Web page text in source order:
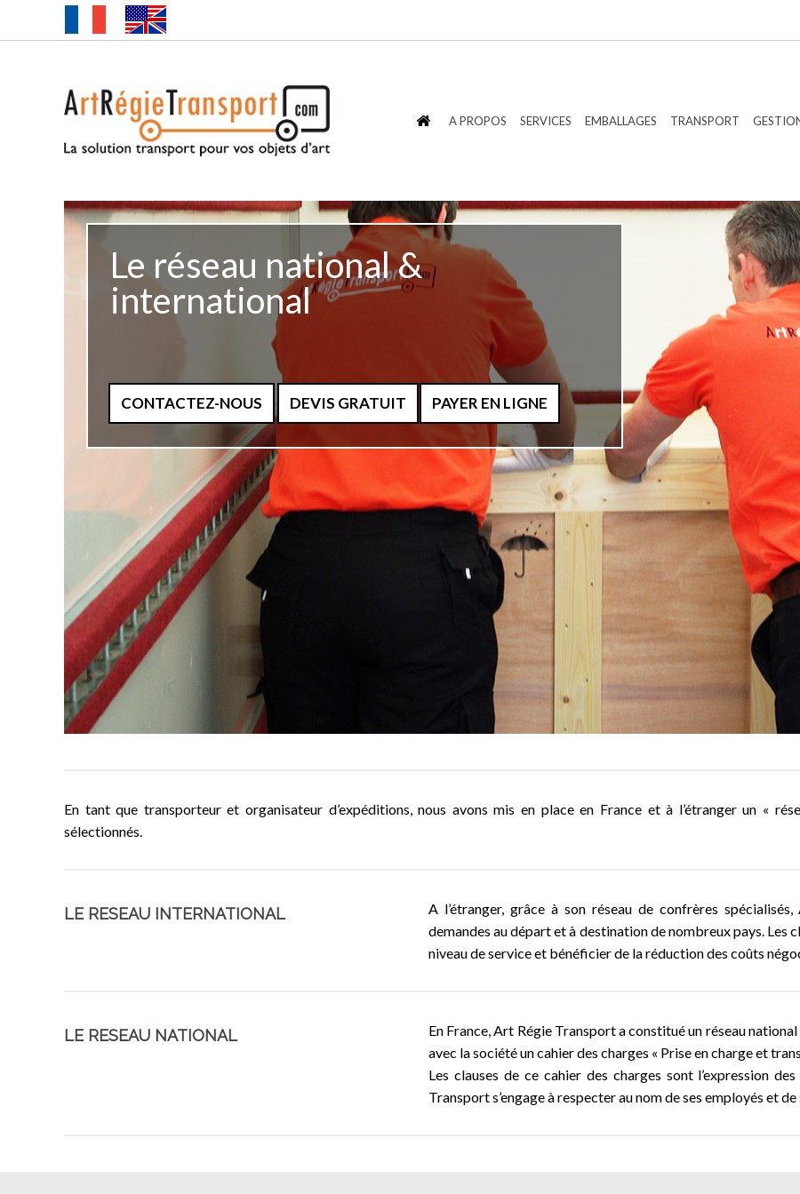
A PROPOS SERVICES EMBALLAGES TRANSPORT
Le réseau national &
international
CONTACTEZ-NOUS DEVIS GRATUIT PAYER EN LIGNE
En tant que transporteur et organisateur d’expéditions, nous avons mis en place en France et à l’étranger un «
sélectionnés.
LE RESEAU INTERNATIONAL
A l’étranger, grâce à son réseau de confrères
demandes au départ et à destination de nombreux pays.
niveau de service et bénéficier de la réduction des coûts
LE RESEAU NATIONAL
En France, Art Régie Transport a constitué un réseau
avec la société un cahier des charges « Prise en charge et
Les clauses de ce cahier des charges sont l’expression
Transport s’engage à respecter au nom de ses employés et